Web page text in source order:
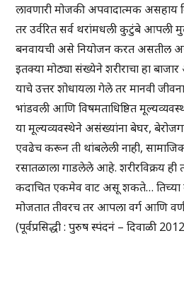
लावणारी मोजकी अपवादात्मक असहाय
तर उर्वरित सर्व थरांमधली कुटुंबे आपली
बनवायची असे नियोजन करत असतील
इतक्या मोठ्या संख्येने शरीराचा हा
याचे उत्तर शोधायला गेले तर मानवी
भांडवली आणि विषमताधिष्ठित
या मूल्यव्यवस्थेने असंख्यांना बेघर,
एवढेच करून ती थांबलेली नाही, सामाजिक
रसातळाला गाडलेले आहे. शरीरविक्रय ही
कदाचित एकमेव वाट असू शकते… तिच्या
मोजतात तीवरच तर आपला वर्ग आणि
(पूर्वप्रसिद्धी : पुरुष स्पंदनं – दिवाळी